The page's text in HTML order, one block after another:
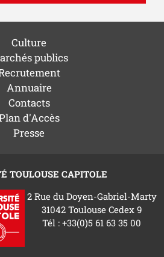
Culture
publics
Annuaire
Contacts
d'Accès
Presse
TOULOUSE CAPITOLE
2 Rue du Doyen-Gabriel-Marty
31042 Toulouse Cedex 9
Tél : +33(0)5 61 63 35 00